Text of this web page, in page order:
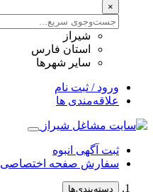
×
شیراز
استان فارس
سایر شهرها
ورود / ثبت نام
علاقه‌مندی ها
ثبت آگهی انبوه
سفارش صفحه اختصاصی
دسته‌بندی‌ها